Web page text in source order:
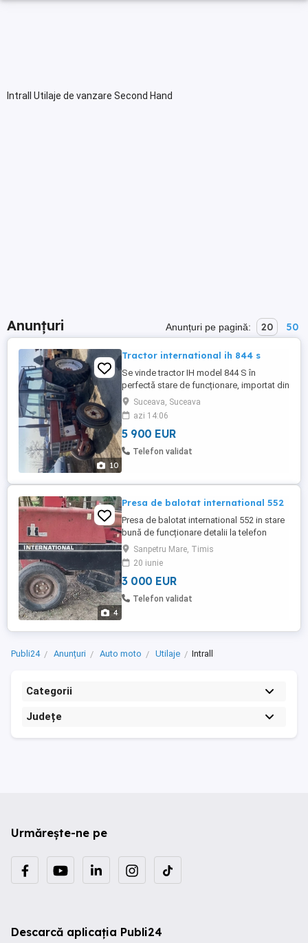
Intrall Utilaje de vanzare Second Hand
Anunțuri Anunțuri pe pagină: 20 50
10
Tractor international ih 844 s
Se vinde tractor IH model 844 S în
perfectă stare de funcționare, importat din
Danemarca! Motor în 4 pistoane 85 cp. Se
acceptă și schimb cu teren intravilan sau
extravilan! Atunci prețul diferă! Vă
mulțumesc de interesul dumneavoastră!
Suceava, Suceava
azi 14:06
5 900 EUR
Telefon validat
4
Presa de balotat international 552
Presa de balotat international 552 in stare
bună de funcționare detalii la telefon
Sanpetru Mare, Timis
20 iunie
3 000 EUR
Telefon validat
Publi24 Anunțuri Auto moto Utilaje Intrall
Categorii
Județe
Urmărește-ne pe
Descarcă aplicația Publi24